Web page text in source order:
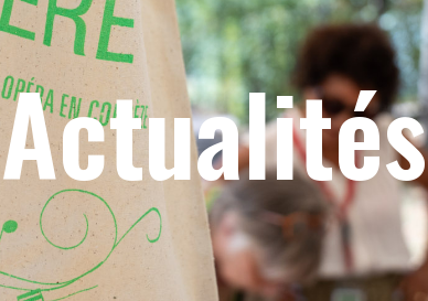
Texte du slide
Actualités